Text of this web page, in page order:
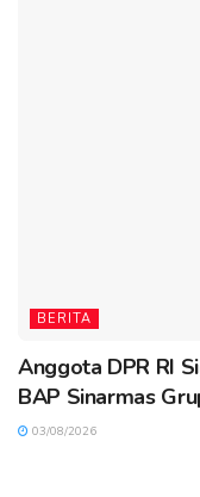
BERITA
Anggota DPR RI
BAP Sinarmas
03/08/2026